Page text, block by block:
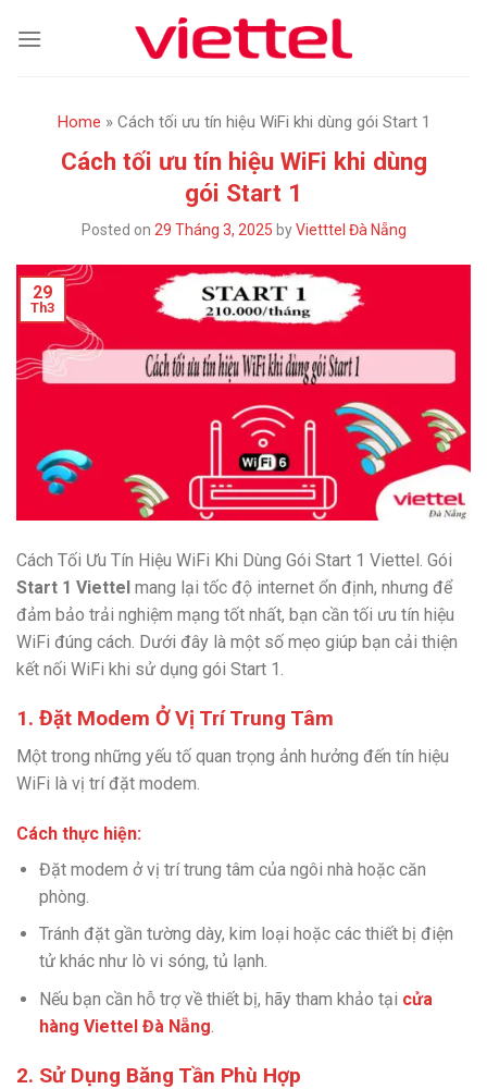
Home » Cách tối ưu tín hiệu WiFi khi dùng gói Start 1
Cách tối ưu tín hiệu WiFi khi dùng
gói Start 1
Posted on 29 Tháng 3, 2025 byVietttel Đà Nẵng
29
Th3
Cách Tối Ưu Tín Hiệu WiFi Khi Dùng Gói Start 1 Viettel. Gói
Start 1 Viettel mang lại tốc độ internet ổn định, nhưng để
đảm bảo trải nghiệm mạng tốt nhất, bạn cần tối ưu tín hiệu
WiFi đúng cách. Dưới đây là một số mẹo giúp bạn cải thiện
kết nối WiFi khi sử dụng gói Start 1.
1. Đặt Modem Ở Vị Trí Trung Tâm
Một trong những yếu tố quan trọng ảnh hưởng đến tín hiệu
WiFi là vị trí đặt modem.
Cách thực hiện:
Đặt modem ở vị trí trung tâm của ngôi nhà hoặc căn
phòng.
Tránh đặt gần tường dày, kim loại hoặc các thiết bị điện
tử khác như lò vi sóng, tủ lạnh.
Nếu bạn cần hỗ trợ về thiết bị, hãy tham khảo tại cửa
hàng Viettel Đà Nẵng
2. Sử Dụng Băng Tần Phù Hợp